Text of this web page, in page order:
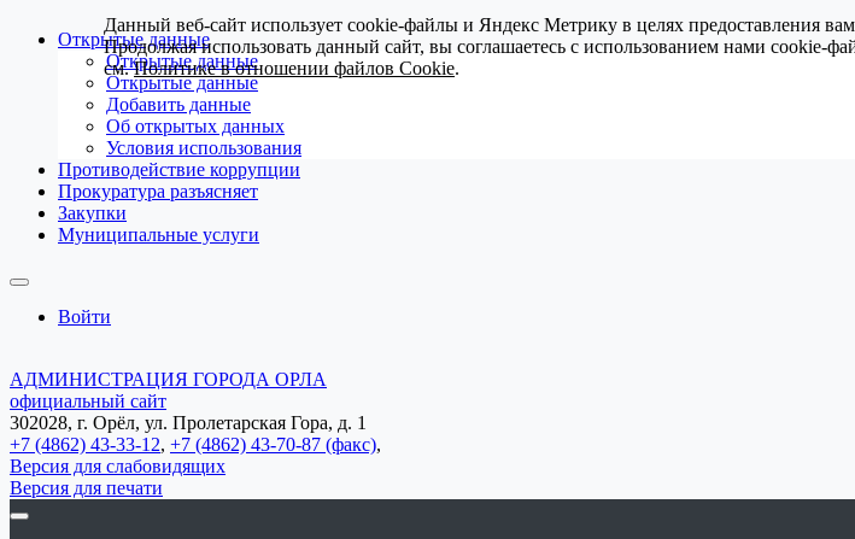
Открытые данные
Открытые данные
Открытые данные
Добавить данные
Об открытых данных
Условия использования
Противодействие коррупции
Прокуратура разъясняет
Закупки
Муниципальные услуги
Войти
АДМИНИСТРАЦИЯ ГОРОДА ОРЛА
официальный сайт
302028, г. Орёл, ул. Пролетарская Гора, д. 1
+7 (4862) 43-33-12, +7 (4862) 43-70-87 (факс),
Версия для слабовидящих
Версия для печати
Данный веб-сайт использует cookie-файлы и Яндекс Метрику в целях предоставления
Продолжая использовать данный сайт, вы соглашаетесь с использованием нами cookie-
см.Политике в отношении файлов Cookie.